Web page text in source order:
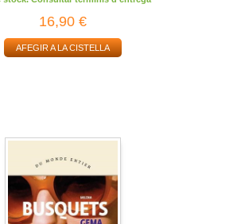
16,90 €
AFEGIR A LA CISTELLA